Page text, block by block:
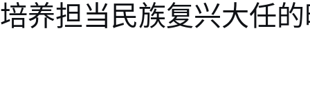
培养担当民族复兴大任